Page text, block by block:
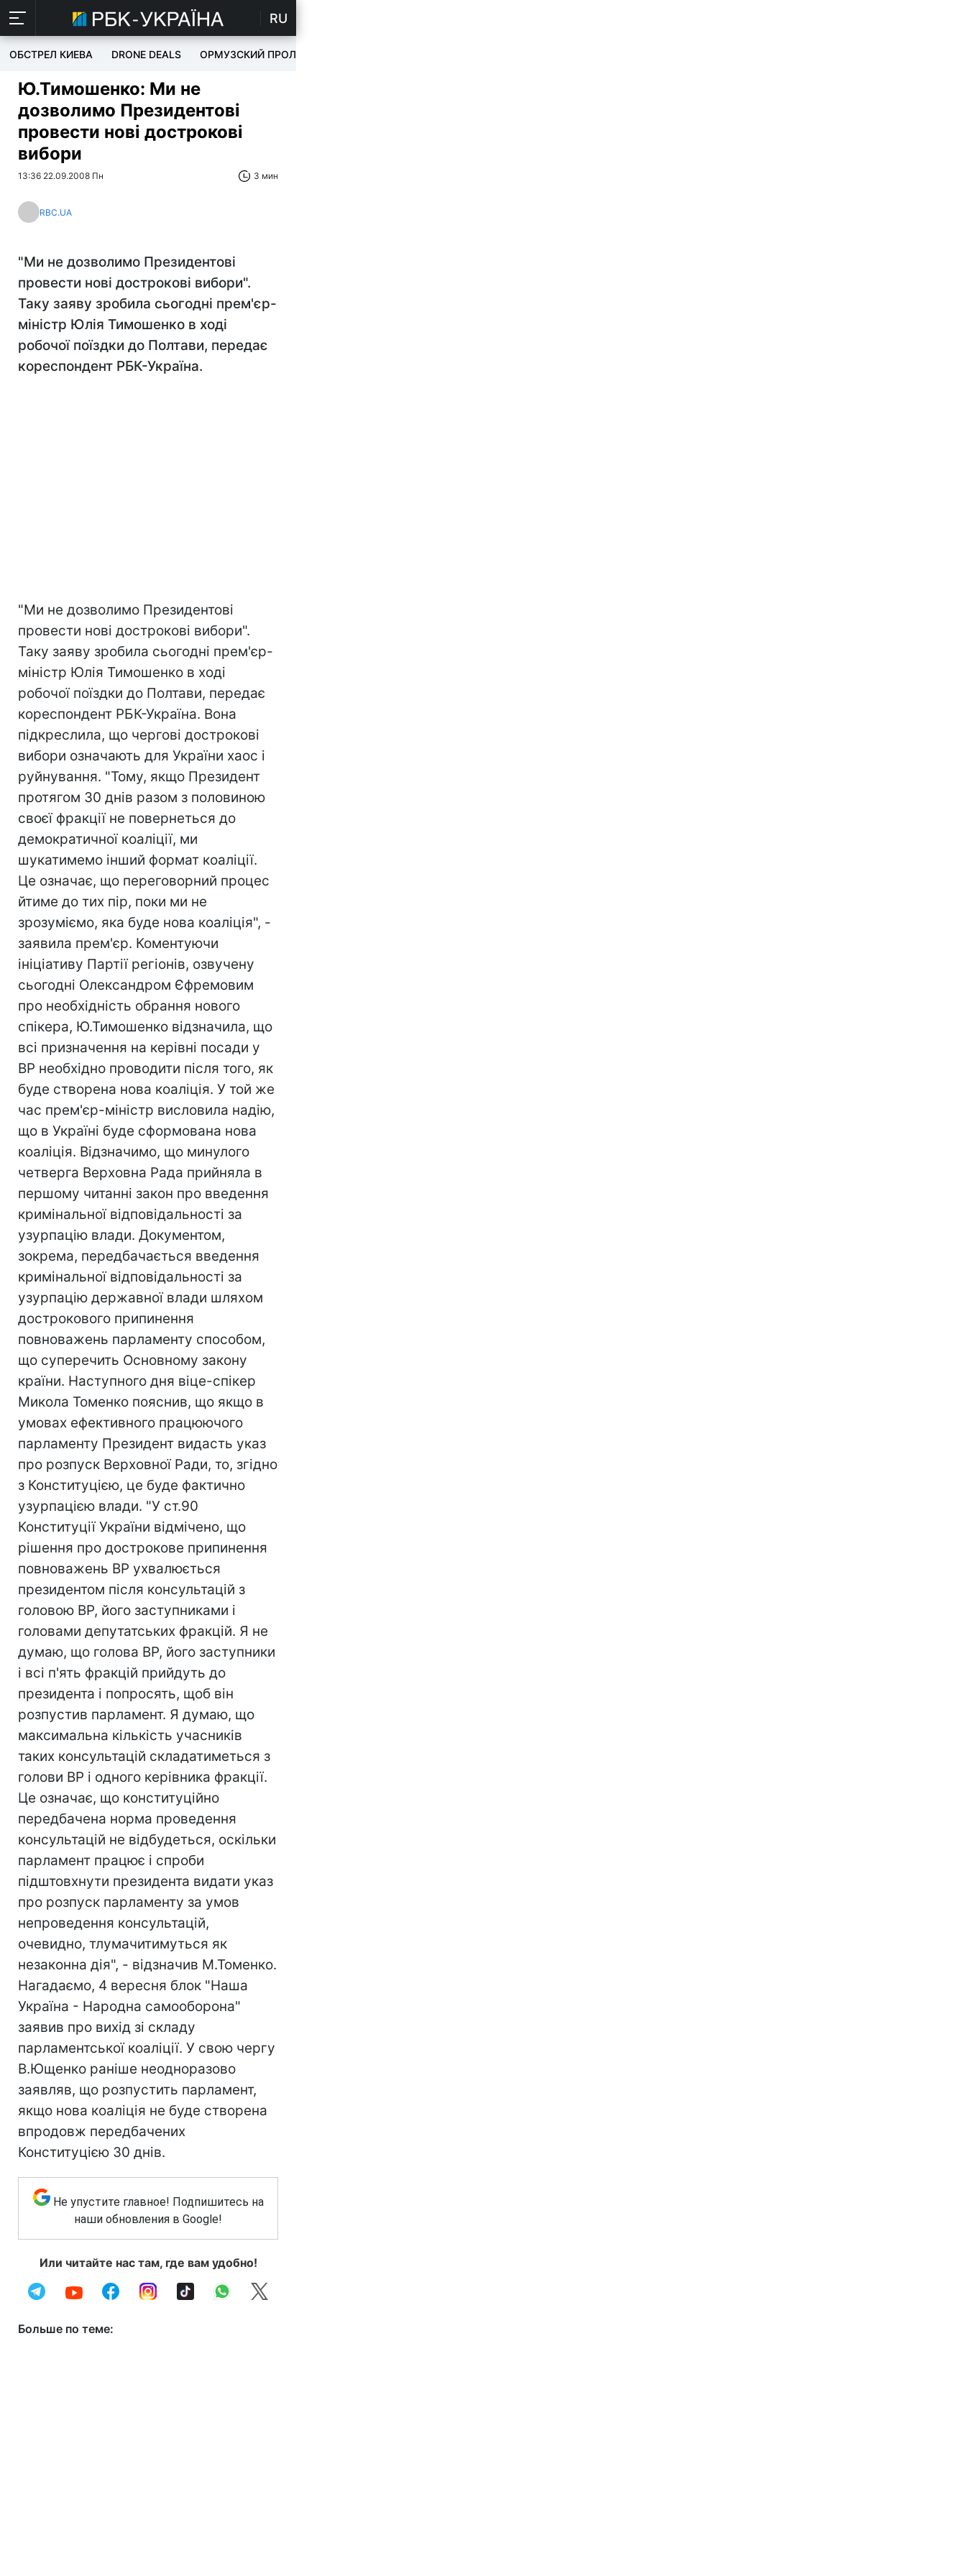
RU
ОБСТРЕЛ КИЕВА DRONE DEALS ОРМУЗСКИЙ ПРОЛИВ
Ю.Тимошенко: Ми не
дозволимо Президентові
провести нові дострокові
вибори
13:36 22.09.2008 Пн 3 мин
RBC.UA
"Ми не дозволимо Президентові
провести нові дострокові вибори".
Таку заяву зробила сьогодні прем'єр-
міністр Юлія Тимошенко в ході
робочої поїздки до Полтави, передає
кореспондент РБК-Україна.
"Ми не дозволимо Президентові
провести нові дострокові вибори".
Таку заяву зробила сьогодні прем'єр-
міністр Юлія Тимошенко в ході
робочої поїздки до Полтави, передає
кореспондент РБК-Україна. Вона
підкреслила, що чергові дострокові
вибори означають для України хаос і
руйнування. "Тому, якщо Президент
протягом 30 днів разом з половиною
своєї фракції не повернеться до
демократичної коаліції, ми
шукатимемо інший формат коаліції.
Це означає, що переговорний процес
йтиме до тих пір, поки ми не
зрозуміємо, яка буде нова коаліція", -
заявила прем'єр. Коментуючи
ініціативу Партії регіонів, озвучену
сьогодні Олександром Єфремовим
про необхідність обрання нового
спікера, Ю.Тимошенко відзначила, що
всі призначення на керівні посади у
ВР необхідно проводити після того, як
буде створена нова коаліція. У той же
час прем'єр-міністр висловила надію,
що в Україні буде сформована нова
коаліція. Відзначимо, що минулого
четверга Верховна Рада прийняла в
першому читанні закон про введення
кримінальної відповідальності за
узурпацію влади. Документом,
зокрема, передбачається введення
кримінальної відповідальності за
узурпацію державної влади шляхом
дострокового припинення
повноважень парламенту способом,
що суперечить Основному закону
країни. Наступного дня віце-спікер
Микола Томенко пояснив, що якщо в
умовах ефективного працюючого
парламенту Президент видасть указ
про розпуск Верховної Ради, то, згідно
з Конституцією, це буде фактично
узурпацією влади. "У ст.90
Конституції України відмічено, що
рішення про дострокове припинення
повноважень ВР ухвалюється
президентом після консультацій з
головою ВР, його заступниками і
головами депутатських фракцій. Я не
думаю, що голова ВР, його заступники
і всі п'ять фракцій прийдуть до
президента і попросять, щоб він
розпустив парламент. Я думаю, що
максимальна кількість учасників
таких консультацій складатиметься з
голови ВР і одного керівника фракції.
Це означає, що конституційно
передбачена норма проведення
консультацій не відбудеться, оскільки
парламент працює і спроби
підштовхнути президента видати указ
про розпуск парламенту за умов
непроведення консультацій,
очевидно, тлумачитимуться як
незаконна дія", - відзначив М.Томенко.
Нагадаємо, 4 вересня блок "Наша
Україна - Народна самооборона"
заявив про вихід зі складу
парламентської коаліції. У свою чергу
В.Ющенко раніше неодноразово
заявляв, що розпустить парламент,
якщо нова коаліція не буде створена
впродовж передбачених
Конституцією 30 днів.
Не упустите главное! Подпишитесь на
наши обновления в Google!
Или читайте нас там, где вам удобно!
Больше по теме: